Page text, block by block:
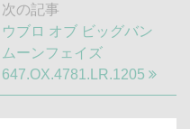
次の記事
次
の
記
事:
ウブロ オブ ビッグバン
ムーンフェイズ
647.OX.4781.LR.1205